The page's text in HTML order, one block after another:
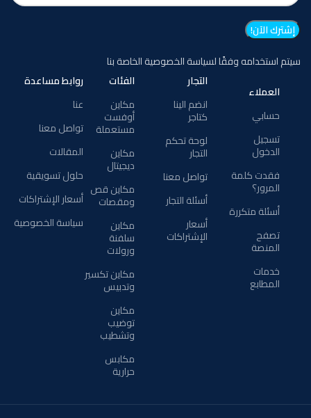
سيتم استخدامه وفقًا لسياسة الخصوصية الخاصة بنا
العملاء
حسابي
تسجيل
الدخول
فقدت كلمة
المرور؟
أسئلة متكررة
تصفح
المنصة
خدمات
المطابع
التجار
انضم الينا
كتاجر
لوحة تحكم
التجار
تواصل معنا
أسئلة التجار
أسعار
الإشتراكات
الفئات
مكاين
أوفست
مستعملة
مكاين
ديجيتال
مكاين قص
ومقصات
مكاين
سلفنة
ورولات
مكاين تكسير
وتدبيس
مكاين
توضيب
وتشطيب
مكابس
حرارية
روابط مساعدة
عنا
تواصل معنا
المقالات
حلول تسويقية
أسعار الإشتراكات
سياسة الخصوصية